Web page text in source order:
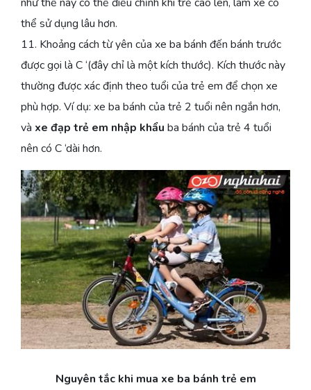
thể sử dụng lâu hơn.
11. Khoảng cách từ yên của xe ba bánh đến bánh trước
được gọi là C ‘(đây chỉ là một kích thước). Kích thước này
thường được xác định theo tuổi của trẻ em để chọn xe
phù hợp. Ví dụ: xe ba bánh của trẻ 2 tuổi nên ngắn hơn,
và xe đạp trẻ em nhập khẩu ba bánh của trẻ 4 tuổi
nên có C ‘dài hơn.
Nguyên tắc khi mua xe ba bánh trẻ em